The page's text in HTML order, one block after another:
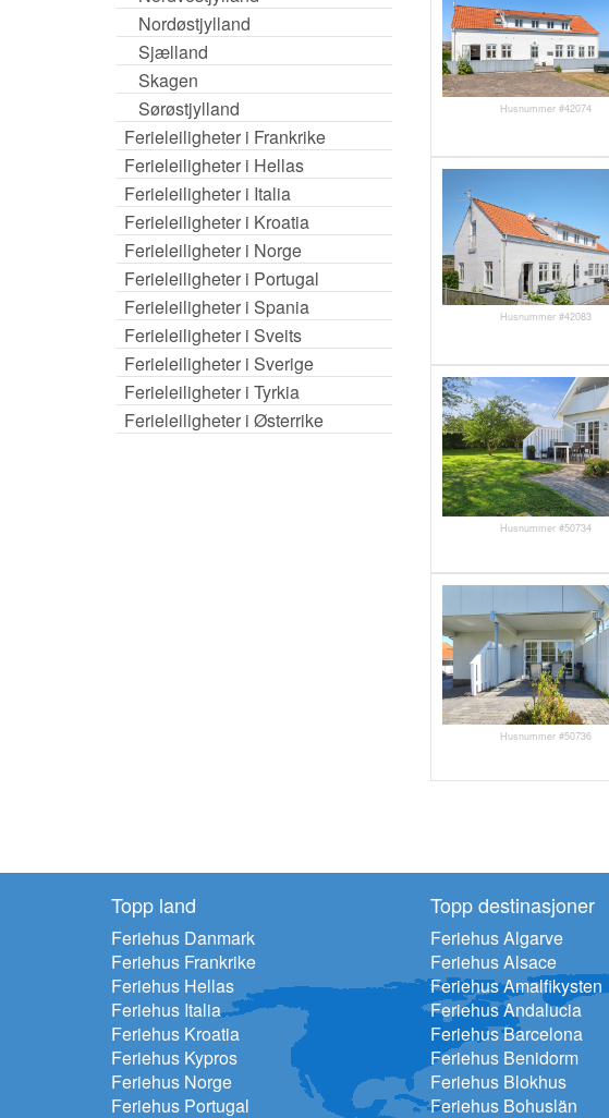
Nordøstjylland
Sjælland
Skagen
Sørøstjylland
Ferieleiligheter i Frankrike
Ferieleiligheter i Hellas
Ferieleiligheter i Italia
Ferieleiligheter i Kroatia
Ferieleiligheter i Norge
Ferieleiligheter i Portugal
Ferieleiligheter i Spania
Ferieleiligheter i Sveits
Ferieleiligheter i Sverige
Ferieleiligheter i Tyrkia
Ferieleiligheter i Østerrike
Husnummer #42074
Husnummer #42083
Husnummer #50734
Husnummer #50736
Topp land
Feriehus Danmark
Feriehus Frankrike
Feriehus Hellas
Feriehus Italia
Feriehus Kroatia
Feriehus Kypros
Feriehus Norge
Feriehus Portugal
Topp destinasjoner
Feriehus Algarve
Feriehus Alsace
Feriehus Amalfikysten
Feriehus Andalucia
Feriehus Barcelona
Feriehus Benidorm
Feriehus Blokhus
Feriehus Bohuslän